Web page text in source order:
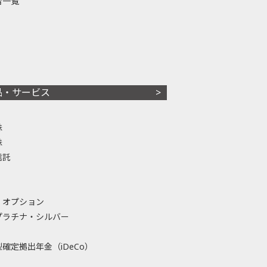
・サービス
託
プション
ラチナ・シルバー
定拠出年金（iDeCo）